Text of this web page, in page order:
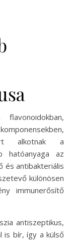
alkotnak a
hatóanyaga az
és antibakteriális
különösen
immunerősítő
antiszeptikus,
is bír, így a külső